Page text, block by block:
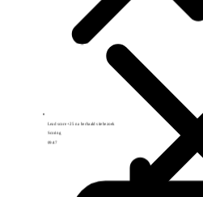
Lead score +25 na herhaald sitebezoek